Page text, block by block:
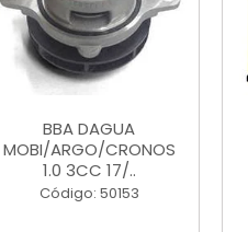
BBA DAGUA
MOBI/ARGO/CRONOS
1.0 3CC 17/..
Código: 50153